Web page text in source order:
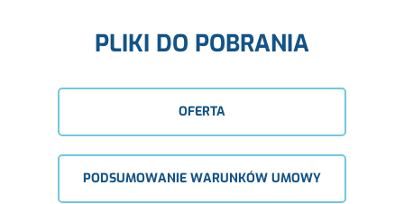
PLIKI DO POBRANIA
OFERTA
PODSUMOWANIE WARUNKÓW UMOWY